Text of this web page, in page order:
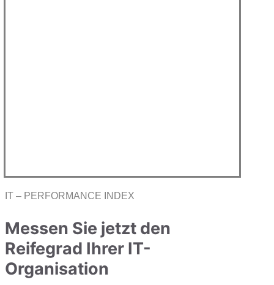
IT – PERFORMANCE INDEX
Messen Sie jetzt den
Reifegrad Ihrer IT-
Organisation